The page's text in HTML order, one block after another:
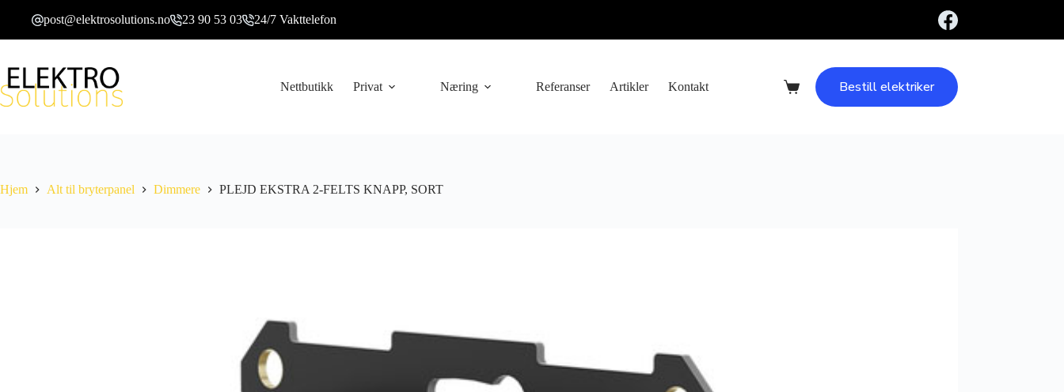
post@elektrosolutions.no 23 90 53 03 24/7 Vakttelefon
Nettbutikk Privat Næring Referanser Artikler Kontakt HandlekurvBestill elektriker
Hjem Alt til bryterpanel Dimmere PLEJD EKSTRA 2-FELTS KNAPP, SORT